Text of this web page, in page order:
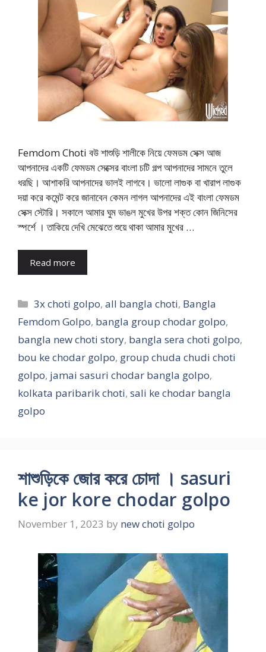
Femdom Choti বউ শাশুড়ি শালীকে নিয়ে ফেমডম সেক্স আজ
আপনাদের একটি ফেমডম সেক্সের বাংলা চটি গল্প আপনাদের সামনে তুলে
ধরছি। আশাকরি আপনাদের ভালই লাগবে। ভালো লাগুক বা খারাপ লাগুক
দয়া করে কমেন্ট করে জানাবেন কেমন লাগল আপনাদের এই বাংলা ফেমডম
সেক্স স্টোরি। সকালে আমার ঘুম ভাঙল মুখের উপর শক্ত কোন জিনিসের
স্পর্শে । তাকিয়ে দেখি মেঝেতে শুয়ে থাকা আমার মুখের …
Read more
Categories
3x choti golpo,all bangla choti, Bangla
Femdom Golpo, bangla group chodar golpo,
bangla new choti story, bangla sera choti golpo,
bou ke chodar golpo, group chuda chudi choti
golpo, jamai sasuri chodar bangla golpo,
kolkata paribarik choti, sali ke chodar bangla
golpo
শাশুড়িকে জোর করে চোদা । sasuri
ke jor kore chodar golpo
November 1, 2023 by new choti golpo